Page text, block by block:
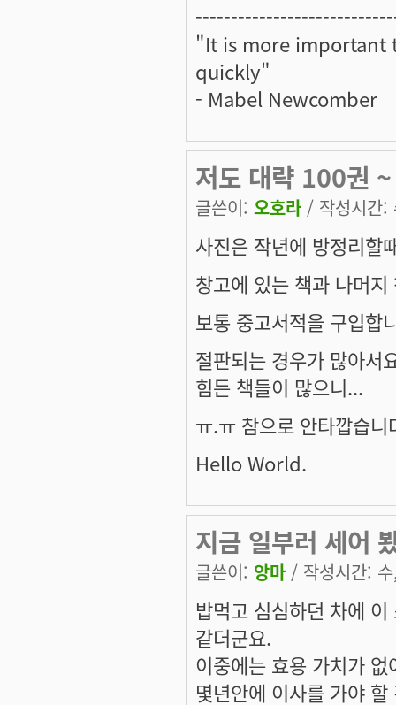
"It is more important
quickly"
- Mabel Newcomber
저도 대략 100권
글쓴이: 오호라 / 작성시간
사진은 작년에 방정리할
창고에 있는 책과 나머
보통 중고서적을 구입합
절판되는 경우가 많아서
힘든 책들이 많으니...
ㅠ.ㅠ 참으로 안타깝습니
Hello World.
지금 일부러 세어
글쓴이: 앙마 / 작성시간:
밥먹고 심심하던 차에
같더군요.
이중에는 효용 가치가
몇년안에 이사를 가야